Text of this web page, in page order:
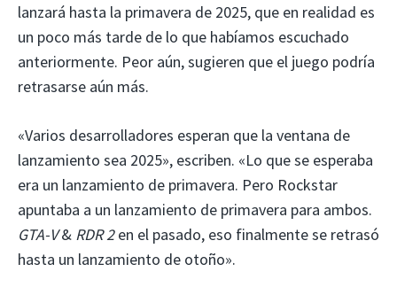
lanzará hasta la primavera de 2025, que en realidad es
un poco más tarde de lo que habíamos escuchado
anteriormente. Peor aún, sugieren que el juego podría
retrasarse aún más.
«Varios desarrolladores esperan que la ventana de
lanzamiento sea 2025», escriben. «Lo que se esperaba
era un lanzamiento de primavera. Pero Rockstar
apuntaba a un lanzamiento de primavera para ambos.
GTA-V& RDR 2en el pasado, eso finalmente se retrasó
hasta un lanzamiento de otoño».